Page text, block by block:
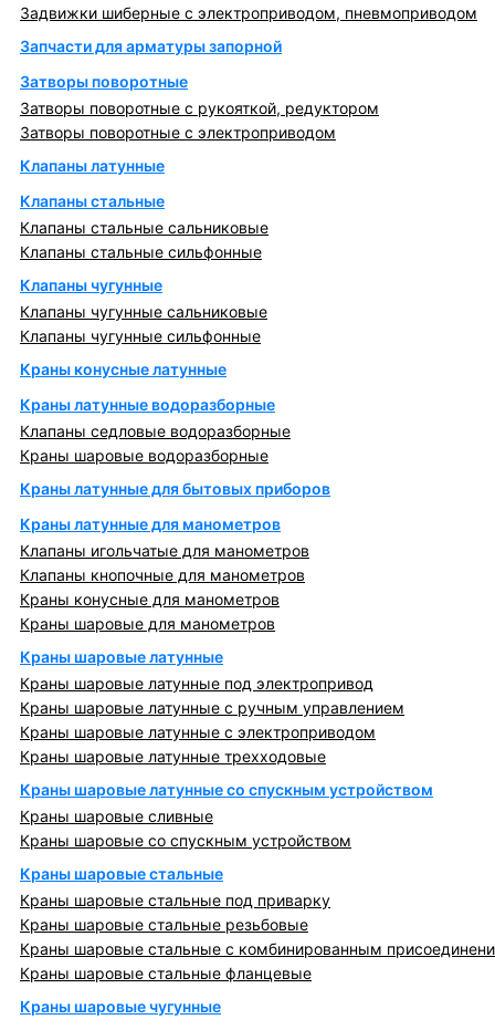
Задвижки шиберные с электроприводом, пневмоприводом
Запчасти для арматуры запорной
Затворы поворотные
Затворы поворотные с рукояткой, редуктором
Затворы поворотные с электроприводом
Клапаны латунные
Клапаны стальные
Клапаны стальные сальниковые
Клапаны стальные сильфонные
Клапаны чугунные
Клапаны чугунные сальниковые
Клапаны чугунные сильфонные
Краны конусные латунные
Краны латунные водоразборные
Клапаны седловые водоразборные
Краны шаровые водоразборные
Краны латунные для бытовых приборов
Краны латунные для манометров
Клапаны игольчатые для манометров
Клапаны кнопочные для манометров
Краны конусные для манометров
Краны шаровые для манометров
Краны шаровые латунные
Краны шаровые латунные под электропривод
Краны шаровые латунные с ручным управлением
Краны шаровые латунные с электроприводом
Краны шаровые латунные трехходовые
Краны шаровые латунные со спускным устройством
Краны шаровые сливные
Краны шаровые со спускным устройством
Краны шаровые стальные
Краны шаровые стальные под приварку
Краны шаровые стальные резьбовые
Краны шаровые стальные с комбинированным
Краны шаровые стальные фланцевые
Краны шаровые чугунные